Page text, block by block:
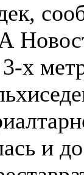
х
и